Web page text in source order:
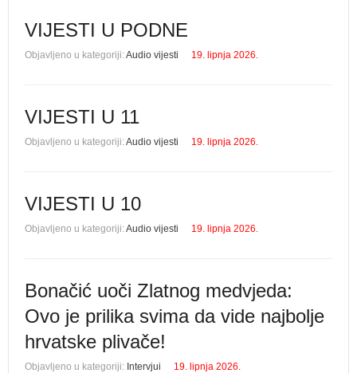
VIJESTI U PODNE
Objavljeno u kategoriji:Audio vijesti 19. lipnja 2026.
VIJESTI U 11
Objavljeno u kategoriji:Audio vijesti 19. lipnja 2026.
VIJESTI U 10
Objavljeno u kategoriji:Audio vijesti 19. lipnja 2026.
Bonačić uoči Zlatnog medvjeda:
Ovo je prilika svima da vide najbolje
hrvatske plivače!
Objavljeno u kategoriji: Intervjui 19. lipnja 2026.